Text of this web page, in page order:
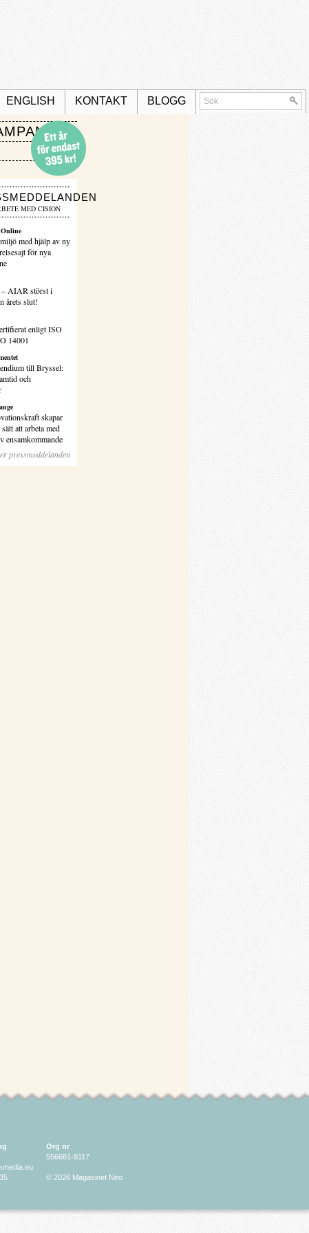
ENGLISH KONTAKT BLOGG
MED CISION
med hjälp av ny
för nya
AIAR störst i
årets slut!
enligt ISO
14001
till Bryssel:
och
skapar
att arbeta med
ensamkommande
pressmeddelanden
Org nr
556681-8117
© 2026 Magasinet Neo